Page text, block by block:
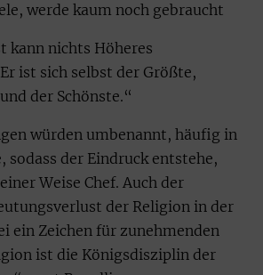
werde kaum noch gebraucht
kann nichts Höheres
ist sich selbst der Größte,
der Schönste.“
würden umbenannt, häufig in
sodass der Eindruck entstehe,
Weise Chef. Auch der
der Religion in der
ein Zeichen für zunehmenden
ist die Königsdisziplin der